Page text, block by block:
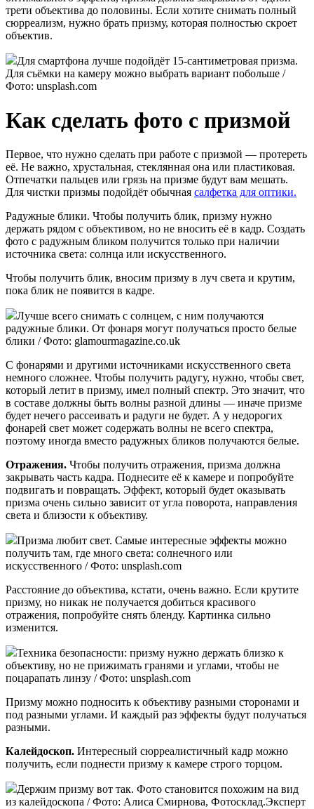
трети объектива до половины. Если хотите снимать полный
сюрреализм, нужно брать призму, которая полностью скроет
объектив.
Для смартфона лучше подойдёт 15-сантиметровая призма.
Для съёмки на камеру можно выбрать вариант побольше /
Фото: unsplash.com
Как сделать фото с призмой
Первое, что нужно сделать при работе с призмой — протереть
её. Не важно, хрустальная, стеклянная она или пластиковая.
Отпечатки пальцев или грязь на призме будут вам мешать.
Для чистки призмы подойдёт обычная салфетка для оптики.
Радужные блики. Чтобы получить блик, призму нужно
держать рядом с объективом, но не вносить её в кадр. Создать
фото с радужным бликом получится только при наличии
источника света: солнца или искусственного.
Чтобы получить блик, вносим призму в луч света и крутим,
пока блик не появится в кадре.
Лучше всего снимать с солнцем, с ним получаются
радужные блики. От фонаря могут получаться просто белые
блики / Фото: glamourmagazine.co.uk
С фонарями и другими источниками искусственного света
немного сложнее. Чтобы получить радугу, нужно, чтобы свет,
который летит в призму, имел полный спектр. Это значит, что
в составе должны быть волны разной длины — иначе призме
будет нечего рассеивать и радуги не будет. А у недорогих
фонарей свет может содержать волны не всего спектра,
поэтому иногда вместо радужных бликов получаются белые.
Отражения. Чтобы получить отражения, призма должна
закрывать часть кадра. Поднесите её к камере и попробуйте
подвигать и повращать. Эффект, который будет оказывать
призма очень сильно зависит от угла поворота, направления
света и близости к объективу.
Призма любит свет. Самые интересные эффекты можно
получить там, где много света: солнечного или
искусственного / Фото: unsplash.com
Расстояние до объектива, кстати, очень важно. Если крутите
призму, но никак не получается добиться красивого
отражения, попробуйте снять бленду. Картинка сильно
изменится.
Техника безопасности: призму нужно держать близко к
объективу, но не прижимать гранями и углами, чтобы не
поцарапать линзу / Фото: unsplash.com
Призму можно подносить к объективу разными сторонами и
под разными углами. И каждый раз эффекты будут получаться
разными.
Калейдоскоп. Интересный сюрреалистичный кадр можно
получить, если поднести призму к камере строго торцом.
Держим призму вот так. Фото становится похожим на вид
из калейдоскопа / Фото: Алиса Смирнова, Фотосклад.Эксперт